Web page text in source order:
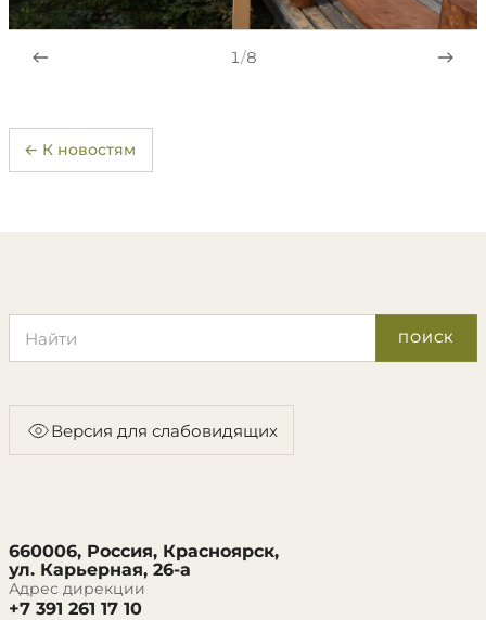
1/8
← К новостям
ПОИСК
Версия для слабовидящих
660006, Россия, Красноярск,
ул. Карьерная, 26-а
Адрес дирекции
+7 391 261 17 10